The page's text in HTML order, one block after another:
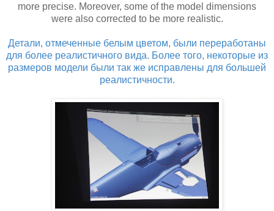
more precise. Moreover, some of the model dimensions
were also corrected to be more realistic.
Детали, отмеченные белым цветом, были переработаны
для более реалистичного вида. Более того, некоторые из
размеров модели были так же исправлены для большей
реалистичности.